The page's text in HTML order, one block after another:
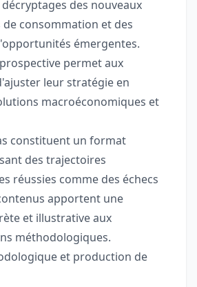
des nouveaux
consommation et des
émergentes.
permet aux
leur stratégie en
macroéconomiques et
constituent un format
des trajectoires
réussies comme des échecs
apportent une
et illustrative aux
méthodologiques.
et production de